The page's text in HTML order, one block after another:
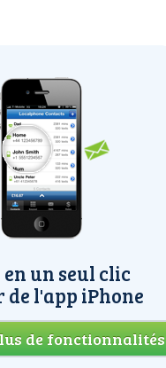
un seul clic
l'app iPhone
de fonctionnalités